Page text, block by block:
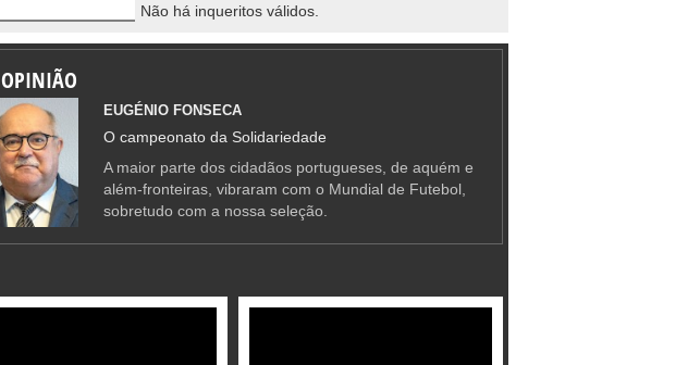
Não há inqueritos válidos.
OPINIÃO
EUGÉNIO FONSECA
O campeonato da Solidariedade
A maior parte dos cidadãos portugueses, de aquém e
além-fronteiras, vibraram com o Mundial de Futebol,
sobretudo com a nossa seleção.